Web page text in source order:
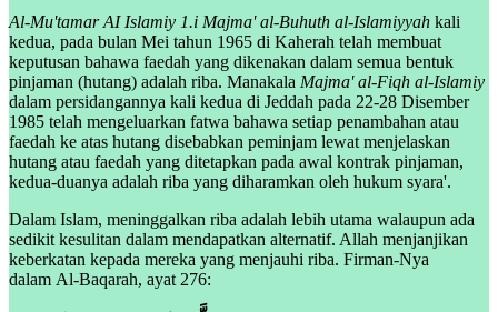
Al-Mu'tamar AI Islamiy 1.i Majma' al-Buhuth al-Islamiyyah kali
kedua, pada bulan Mei tahun 1965 di Kaherah telah membuat
keputusan bahawa faedah yang dikenakan dalam semua bentuk
pinjaman (hutang) adalah riba. Manakala Majma' al-Fiqh al-Islamiy
dalam persidangannya kali kedua di Jeddah pada 22-28 Disember
1985 telah mengeluarkan fatwa bahawa setiap penambahan atau
faedah ke atas hutang disebabkan peminjam lewat menjelaskan
hutang atau faedah yang ditetapkan pada awal kontrak pinjaman,
kedua-duanya adalah riba yang diharamkan oleh hukum syara'.
Dalam Islam, meninggalkan riba adalah lebih utama walaupun ada
sedikit kesulitan dalam mendapatkan alternatif. Allah menjanjikan
keberkatan kepada mereka yang menjauhi riba. Firman-Nya
dalam Al-Baqarah, ayat 276: